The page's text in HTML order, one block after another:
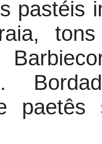
pastéis
paetês